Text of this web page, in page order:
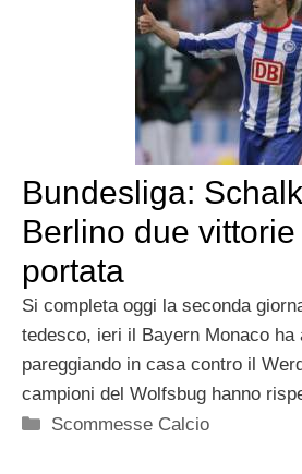
Bundesliga:
Berlino due
portata
Si completa oggi la seconda
tedesco, ieri il Bayern Monaco ha
pareggiando in casa contro il
campioni del Wolfsbug hanno
Categorie
Scommesse Calcio